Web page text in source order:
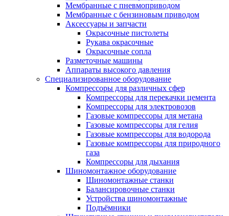
Мембранные с пневмоприводом
Мембранные с бензиновым приводом
Аксессуары и запчасти
Окрасочные пистолеты
Рукава окрасочные
Окрасочные сопла
Разметочные машины
Аппараты высокого давления
Специализированное оборудование
Компрессоры для различных сфер
Компрессоры для перекачки цемента
Компрессоры для электровозов
Газовые компрессоры для метана
Газовые компрессоры для гелия
Газовые компрессоры для водорода
Газовые компрессоры для природного
газа
Компрессоры для дыхания
Шиномонтажное оборудование
Шиномонтажные станки
Балансировочные станки
Устройства шиномонтажные
Подъёмники